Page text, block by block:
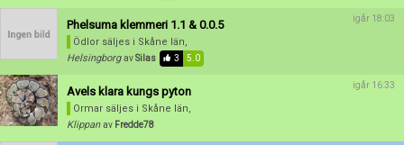
Phelsuma klemmeri 1.1 & 0.0.5
Ödlor säljes i Skåne län,
Helsingborg avSilas 3 5.0
igår 18:03
Avels klara kungs pyton
Ormar säljes i Skåne län,
Klippan av Fredde78
igår 16:33